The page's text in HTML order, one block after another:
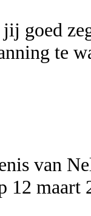
jij goed
te
12 maart